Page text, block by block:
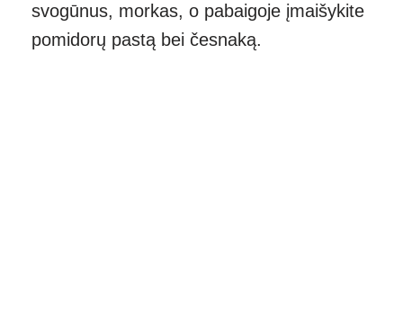
svogūnus, morkas, o pabaigoje įmaišykite
pomidorų pastą bei česnaką.